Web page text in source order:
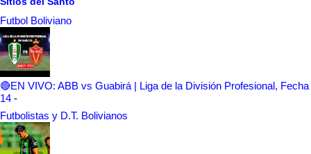
Futbol Boliviano
🔴EN VIVO: ABB vs Guabirá | Liga de la División Profesional, Fecha
14 -
Futbolistas y D.T. Bolivianos